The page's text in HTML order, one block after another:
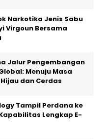
Narkotika Jenis Sabu
Virgoun Bersama
Jalur Pengembangan
Menuju Masa
dan Cerdas
Tampil Perdana ke
Lengkap E-